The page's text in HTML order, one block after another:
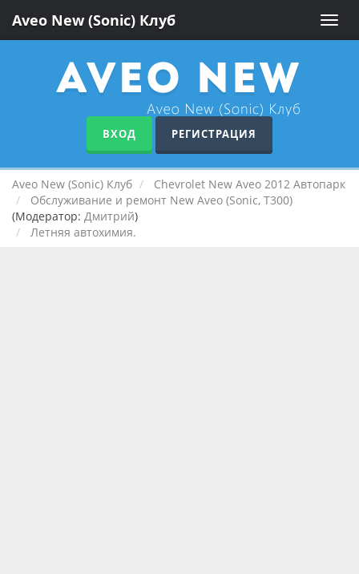
Toggle
Aveo New (Sonic) Клуб
ВХОД РЕГИСТРАЦИЯ
Aveo New (Sonic) Клуб
Chevrolet New Aveo 2012 Автопарк
Обслуживание и ремонт New Aveo (Sonic, T300)
(Модератор: Дмитрий)
Летняя автохимия.